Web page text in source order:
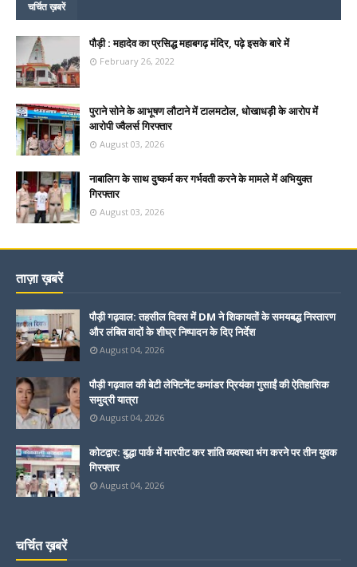
चर्चित ख़बरें
पौड़ी : महादेव का प्रसिद्ध महाबगढ़ मंदिर, पढ़े इसके बारे में
February 26, 2022
पुराने सोने के आभूषण लौटाने में टालमटोल, धोखाधड़ी के आरोप में
आरोपी ज्वैलर्स गिरफ्तार
August 03, 2026
नाबालिग के साथ दुष्कर्म कर गर्भवती करने के मामले में अभियुक्त
गिरफ्तार
August 03, 2026
ताज़ा ख़बरें
पौड़ी गढ़वाल: तहसील दिवस में DM ने शिकायतों के समयबद्ध निस्तारण
और लंबित वादों के शीघ्र निष्पादन के दिए निर्देश
August 04, 2026
पौड़ी गढ़वाल की बेटी लेफ्टिनेंट कमांडर प्रियंका गुसाईं की ऐतिहासिक
समुद्री यात्रा
August 04, 2026
कोटद्वार: बुद्धा पार्क में मारपीट कर शांति व्यवस्था भंग करने पर तीन युवक
गिरफ्तार
August 04, 2026
चर्चित ख़बरें